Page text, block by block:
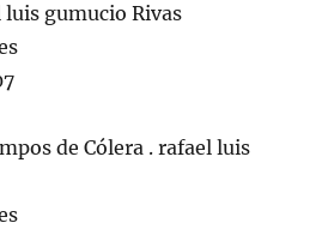
gumucio Rivas
de Cólera . rafael luis